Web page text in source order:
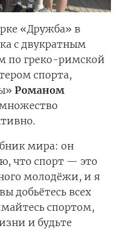
«Дружба» в
с двукратным
по греко-римской
спорта,
Романом
мира: он
что спорт — это
молодёжи, и я
добьётесь всех
спортом,
и будьте